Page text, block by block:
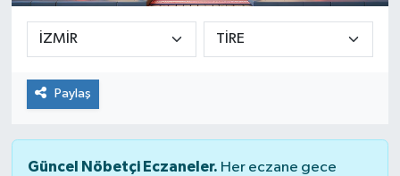
Paylaş
Güncel Nöbetçi Eczaneler. Her eczane gece